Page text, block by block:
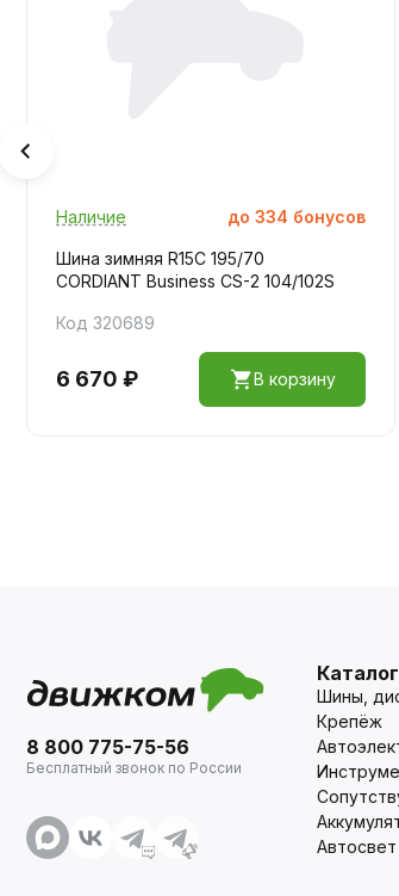
Наличие до 334 бонусов
Шина зимняя R15C 195/70
CORDIANT Business CS-2 104/102S
Код 320689
6 670 ₽ В корзину
8 800 775-75-56
Бесплатный звонок по России
Шины,
Крепёж
Автосвет